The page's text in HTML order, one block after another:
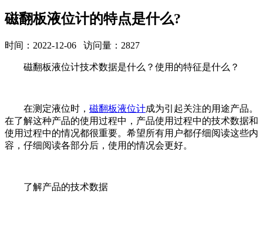
磁翻板液位计的特点是什么?
时间：2022-12-06 访问量：2827
磁翻板液位计技术数据是什么？使用的特征是什么？
在测定液位时， 磁翻板液位计成为引起关注的用途产品。
在了解这种产品的使用过程中，产品使用过程中的技术数据和
使用过程中的情况都很重要。希望所有用户都仔细阅读这些内
容，仔细阅读各部分后，使用的情况会更好。
了解产品的技术数据